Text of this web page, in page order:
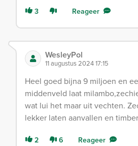
3 Reageer
WesleyPol
11 augustus 2024 17:15
Heel goed bijna 9 miljoen en
middenveld laat
wat lui het maar uit vechten.
lekker laten aanvallen en
2 6 Reageer